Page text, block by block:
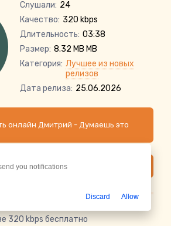
Слушали: 24
Качество: 320 kbps
Длительность: 03:38
Размер: 8.32 MB MB
Категория: Лучшее из новых
релизов
Дата релиза: 25.06.2026
онлайн Дмитрий - Думаешь это
Скачать
- Думаешь это
320 kbps бесплатно
you notifications
Discard Allow